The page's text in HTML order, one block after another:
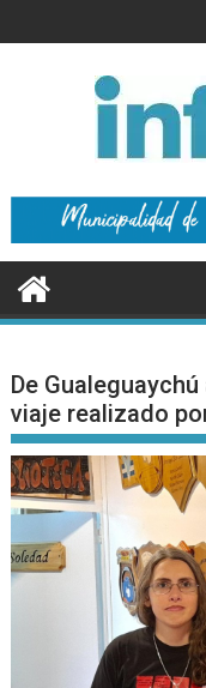
al
De
viaje realizado